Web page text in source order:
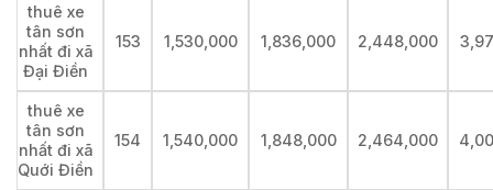
thuê xe
tân sơn
nhất đi xã
Đại Điền
153 1,530,000 1,836,000 2,448,000
thuê xe
tân sơn
nhất đi xã
Quới Điền
154 1,540,000 1,848,000 2,464,000